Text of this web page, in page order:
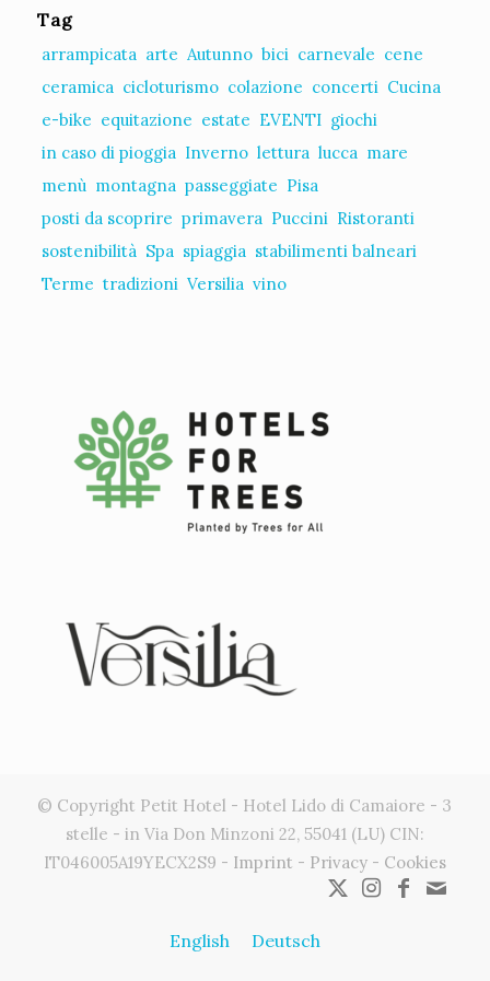
Tag
arrampicata arte Autunno bici carnevale cene
ceramica cicloturismo colazione concerti Cucina
e-bike equitazione estate EVENTI giochi
in caso di pioggia Inverno lettura lucca mare
menù montagna passeggiate Pisa
posti da scoprire primavera Puccini Ristoranti
sostenibilità Spa spiaggia stabilimenti balneari
Terme tradizioni Versilia vino
© Copyright Petit Hotel - Hotel Lido di Camaiore - 3
stelle - in Via Don Minzoni 22, 55041 (LU) CIN:
IT046005A19YECX2S9 - Imprint - Privacy- Cookies
English Deutsch